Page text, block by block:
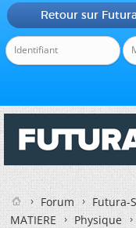
Retour sur
Forum
Futura-
MATIERE
Physique